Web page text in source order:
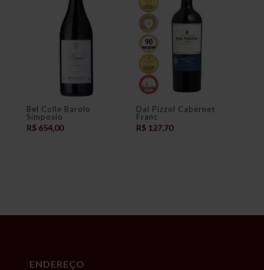
Bel Colle Barolo
Simposio
R$654,00
Dal Pizzol Cabernet
Franc
R$ 127,70
ENDEREÇO